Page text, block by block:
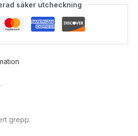
säker utcheckning
grepp.